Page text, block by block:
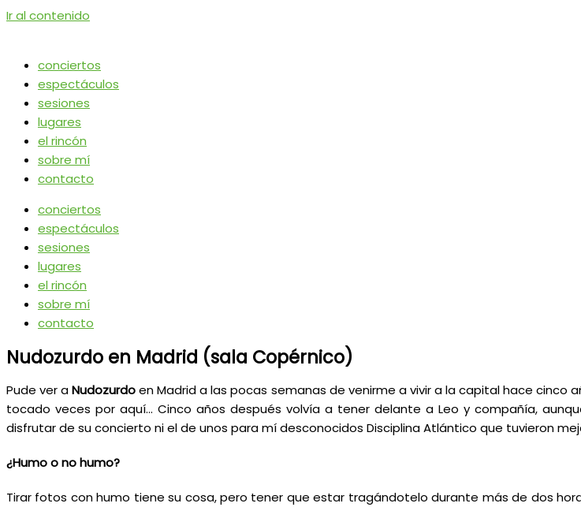
Ir al contenido
conciertos
espectáculos
sesiones
lugares
el rincón
sobre mí
contacto
conciertos
espectáculos
sesiones
lugares
el rincón
sobre mí
contacto
Nudozurdo en Madrid (sala Copérnico)
Pude ver aNudozurdoen Madrid a las pocas semanas de venirme a vivir a la capital hace
tocado veces por aquí… Cinco años después volvía a tener delante a Leo y compañía,
disfrutar de su concierto ni el de unos para mí desconocidos Disciplina Atlántico que tuvieron
¿Humo o no humo?
Tirar fotos con humo tiene su cosa, pero tener que estar tragándotelo durante más de dos